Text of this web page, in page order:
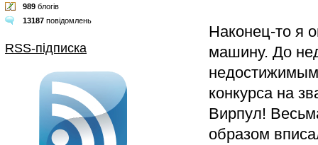
Наконец-то я
машину. До
конкурса на
Вирпул!
образом
989 блогів
13187 повідомлень
RSS-підписка